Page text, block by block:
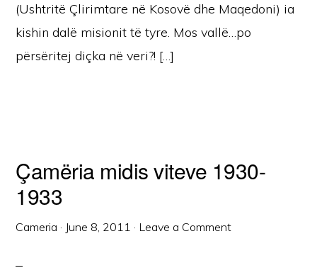
(Ushtritë Çlirimtare në Kosovë dhe Maqedoni) ia
kishin dalë misionit të tyre. Mos vallë…po
përsëritej diçka në veri?! […]
Çamëria midis viteve 1930-
1933
Cameria · June 8, 2011 · Leave a Comment